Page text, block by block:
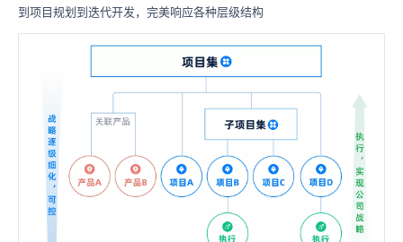
到项目规划到迭代开发，完美响应各种层级结构